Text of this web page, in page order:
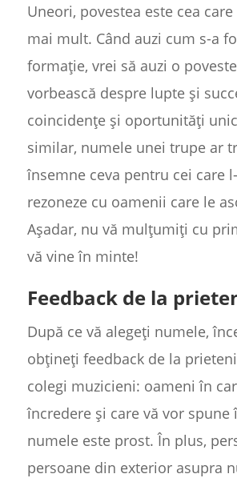
Uneori, povestea este cea
mai mult. Când auzi cum s-a
formație, vrei să auzi o
vorbească despre lupte și
coincidențe și oportunități
similar, numele unei trupe ar
însemne ceva pentru cei care
rezoneze cu oamenii care le
Așadar, nu vă mulțumiți cu
vă vine în minte!
Feedback de la
După ce vă alegeți numele,
obțineți feedback de la
colegi muzicieni: oameni în
încredere și care vă vor spune
numele este prost. În plus,
persoane din exterior asupra